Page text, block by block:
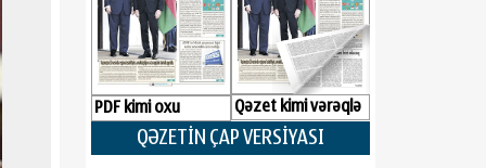
PDF kimi oxu Qəzet kimi vərəqlə
QƏZETİN ÇAP VERSİYASI